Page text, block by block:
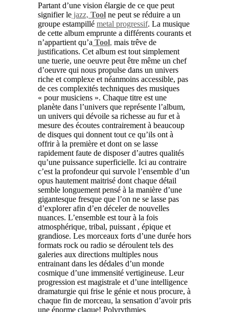
Partant d’une vision élargie de ce que peut
signifier le jazz, Tool ne peut se réduire a un
groupe estampillé metal progressif. La musique
de cette album emprunte a différents courants et
n’appartient qu’a Tool, mais trêve de
justifications. Cet album est tout simplement
une tuerie, une oeuvre peut être même un chef
d’oeuvre qui nous propulse dans un univers
riche et complexe et néanmoins accessible, pas
de ces complexités techniques des musiques
« pour musiciens ». Chaque titre est une
planète dans l’univers que représente l’album,
un univers qui dévoile sa richesse au fur et à
mesure des écoutes contrairement à beaucoup
de disques qui donnent tout ce qu’ils ont à
offrir à la première et dont on se lasse
rapidement faute de disposer d’autres qualités
qu’une puissance superficielle. Ici au contraire
c’est la profondeur qui survole l’ensemble d’un
opus hautement maitrisé dont chaque détail
semble longuement pensé à la manière d’une
gigantesque fresque que l’on ne se lasse pas
d’explorer afin d’en déceler de nouvelles
nuances. L’ensemble est tour à la fois
atmosphérique, tribal, puissant , épique et
grandiose. Les morceaux forts d’une durée hors
formats rock ou radio se déroulent tels des
galeries aux directions multiples nous
entrainant dans les dédales d’un monde
cosmique d’une immensité vertigineuse. Leur
progression est magistrale et d’une intelligence
dramaturgie qui frise le génie et nous procure, à
chaque fin de morceau, la sensation d’avoir pris
une énorme claque! Polyrythmies